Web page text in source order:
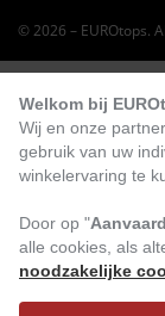
© 2026 – EUROtops.
Welkom bij
Wij en onze
gebruik van uw
winkelervaring te
Door op "
alle cookies, als
noodzakelijke